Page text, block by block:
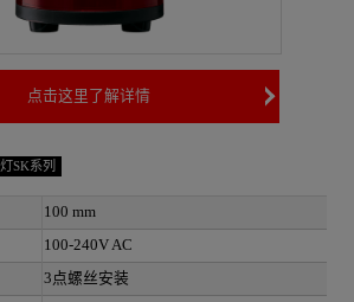
点击这里了解详情
SK系列
100 mm
100-240V AC
3点螺丝安装